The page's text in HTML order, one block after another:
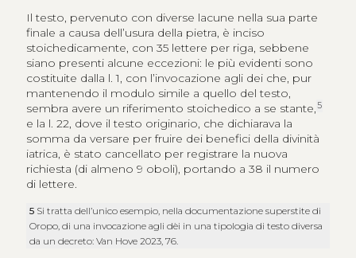
Il testo, pervenuto con diverse lacune nella sua parte
finale a causa dell’usura della pietra, è inciso
stoichedicamente, con 35 lettere per riga, sebbene
siano presenti alcune eccezioni: le più evidenti sono
costituite dalla l. 1, con l’invocazione agli dei che, pur
mantenendo il modulo simile a quello del testo,
sembra avere un riferimento stoichedico a se stante,5
e la l. 22, dove il testo originario, che dichiarava la
somma da versare per fruire dei benefici della divinità
iatrica, è stato cancellato per registrare la nuova
richiesta (di almeno 9 oboli), portando a 38 il numero
di lettere.
5 Si tratta dell’unico esempio, nella documentazione superstite di
Oropo, di una invocazione agli dèi in una tipologia di testo diversa
da un decreto: Van Hove 2023, 76.